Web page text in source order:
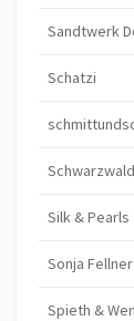
Sandtwerk
Schatzi
Silk & Pearls
Sonja Fellner
Spieth &